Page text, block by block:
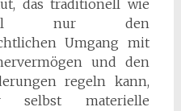
das traditionell wie
nur den
Umgang mit
und den
regeln kann,
selbst materielle